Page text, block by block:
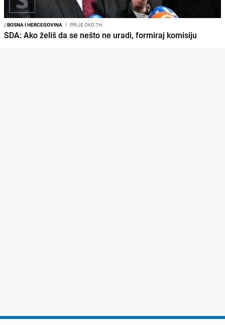
/BOSNA I HERCEGOVINA I PRIJE OKO 7H
SDA: Ako želiš da se nešto ne uradi, formiraj komisiju